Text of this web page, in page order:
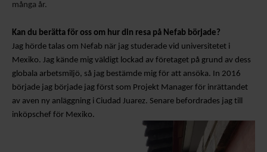
många år.
Kan du berätta för oss om hur din resa på Nefab började ?
Jag hörde talas om Nefab när jag studerade vid universitetet i
Mexiko. Jag kände mig väldigt lockad av företaget på grund av dess
globala arbetsmiljö, så jag bestämde mig för att ansöka. In 2016
började jag började jag först som Projekt Manager för inrättandet
av aven ny anläggning i Ciudad Juarez. Senare befordrades jag till
inköpschef för Mexiko.